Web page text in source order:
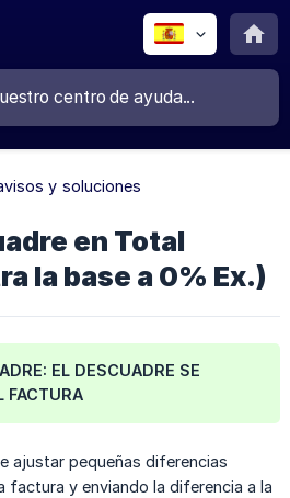
y soluciones
en Total
la base a 0% Ex.)
EL DESCUADRE SE
FACTURA
ajustar pequeñas diferencias
factura y enviando la diferencia a la